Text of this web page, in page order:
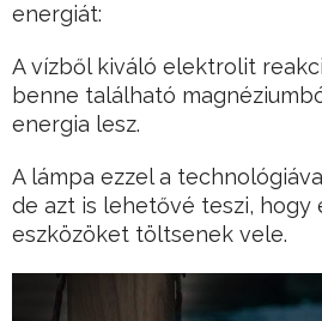
energiát:
A vízből kiváló elektrolit
benne található
energia lesz.
A lámpa ezzel a
de azt is lehetővé teszi, hogy
eszközöket töltsenek vele.